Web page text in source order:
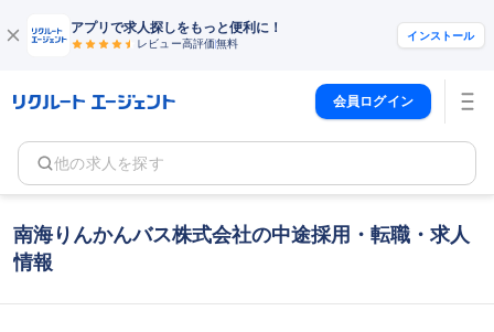
アプリで求人探しをもっと便利に！
レビュー高評価無料
インストール
会員ログイン
他の求人を探す
南海りんかんバス株式会社の中途採用・転職・求人
情報